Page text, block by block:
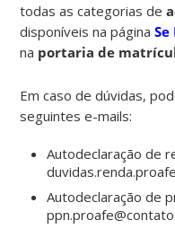
todas as categorias de
disponíveis na páginaSe
na portaria de
Em caso de dúvidas,
seguintes e-mails:
Autodeclaração de
Autodeclaração de